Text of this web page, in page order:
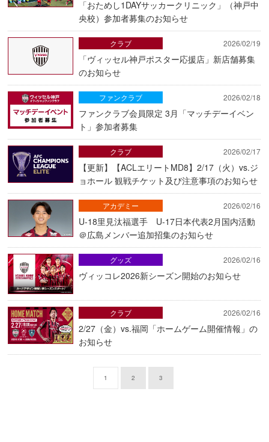
「おためし1DAYサッカークリニック」（神戸中
央校）参加者募集のお知らせ
2026/02/19
「ヴィッセル神戸ポスター応援店」新店舗募集
のお知らせ
クラブ
2026/02/18
ファンクラブ会員限定 3月「マッチデーイベン
ト」参加者募集
ファンクラブ
2026/02/17
【更新】【ACLエリートMD8】2/17（火）vs.ジ
ョホール 観戦チケット及び注意事項のお知らせ
クラブ
2026/02/16
U-18里見汰福選手 U-17日本代表2月国内活動
＠広島メンバー追加招集のお知らせ
アカデミー
2026/02/16
ヴィッコレ2026新シーズン開始のお知らせ
グッズ
2026/02/16
2/27（金）vs.福岡「ホームゲーム開催情報」の
お知らせ
クラブ
1 2 3